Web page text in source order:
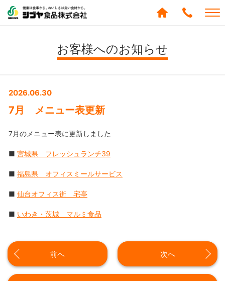
お客様へのお知らせ
2026.06.30
7月 メニュー表更新
7月のメニュー表に更新しました
■ 宮城県 フレッシュランチ39
■ 福島県 オフィスミールサービス
■ 仙台オフィス街 宅亭
■ いわき・茨城 マルミ食品
前へ 次へ